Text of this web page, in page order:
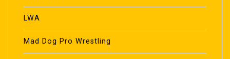
LWA
Mad Dog Pro Wrestling